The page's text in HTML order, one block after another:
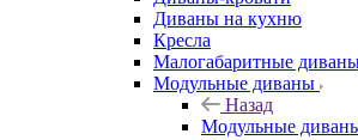
Диваны на кухню
Кресла
Малогабаритные
Модульные диваны
Назад
Модульные